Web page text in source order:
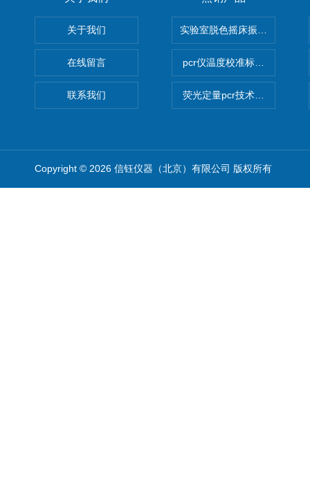
关于我们
在线留言
联系我们
实验室脱色摇床振荡器
pcr仪温度校准标定设备
荧光定量pcr技术定制化服务
Copyright © 2026 信钰仪器（北京）有限公司 版权所有